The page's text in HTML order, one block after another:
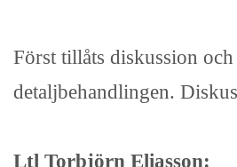
Först tillåts diskussion
detaljbehandlingen.
Ltl Torbjörn Eliasson: